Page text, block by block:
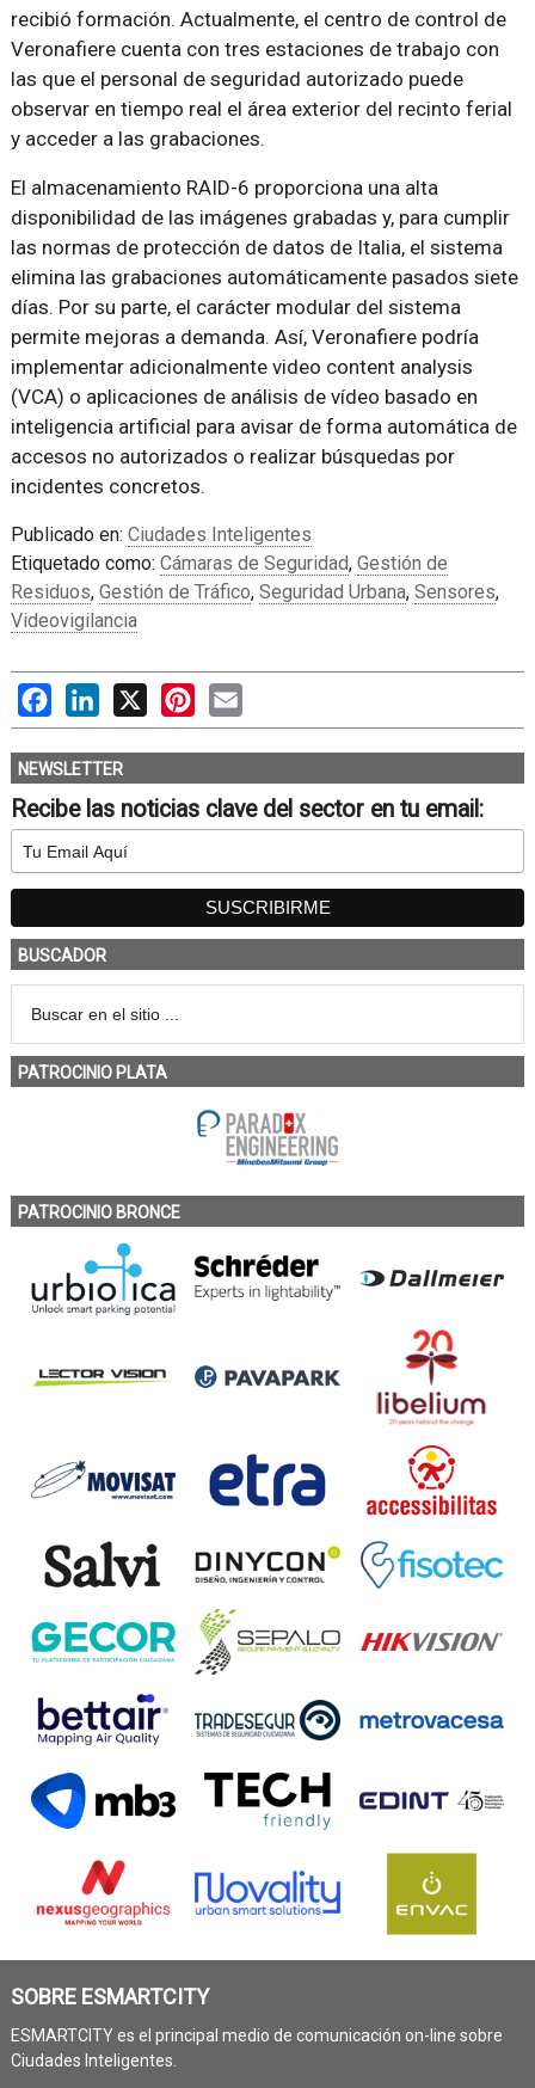
recibió formación. Actualmente, el centro de control de
Veronafiere cuenta con tres estaciones de trabajo con
las que el personal de seguridad autorizado puede
observar en tiempo real el área exterior del recinto ferial
y acceder a las grabaciones.
El almacenamiento RAID-6 proporciona una alta
disponibilidad de las imágenes grabadas y, para cumplir
las normas de protección de datos de Italia, el sistema
elimina las grabaciones automáticamente pasados siete
días. Por su parte, el carácter modular del sistema
permite mejoras a demanda. Así, Veronafiere podría
implementar adicionalmente video content analysis
(VCA) o aplicaciones de análisis de vídeo basado en
inteligencia artificial para avisar de forma automática de
accesos no autorizados o realizar búsquedas por
incidentes concretos.
Publicado en: Ciudades Inteligentes
Etiquetado como: Cámaras de Seguridad, Gestión de
Residuos, Gestión de Tráfico, Seguridad Urbana, Sensores,
Videovigilancia
FacebookLinkedIn
X PinterestEmail
NEWSLETTER
Recibe las noticias clave del sector en tu email:
BUSCADOR
PATROCINIO PLATA
PATROCINIO BRONCE
SOBRE ESMARTCITY
ESMARTCITY es el principal medio de comunicación on-line sobre
Ciudades Inteligentes.